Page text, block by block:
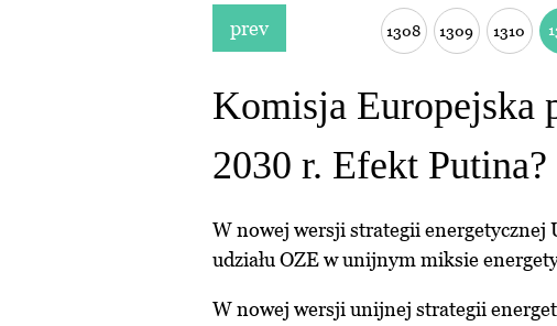
prev 1308 1309 1310
Komisja Europejska
2030 r. Efekt Putina?
W nowej wersji strategii
udziału OZE w unijnym miksie
W nowej wersji unijnej strategii